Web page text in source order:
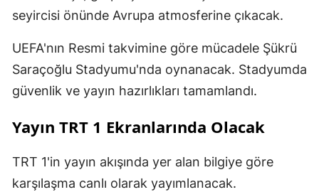
seyircisi önünde Avrupa atmosferine çıkacak.
UEFA'nın Resmi takvimine göre mücadele Şükrü
Saraçoğlu Stadyumu'nda oynanacak. Stadyumda
güvenlik ve yayın hazırlıkları tamamlandı.
Yayın TRT 1 Ekranlarında Olacak
TRT 1'in yayın akışında yer alan bilgiye göre
karşılaşma canlı olarak yayımlanacak.